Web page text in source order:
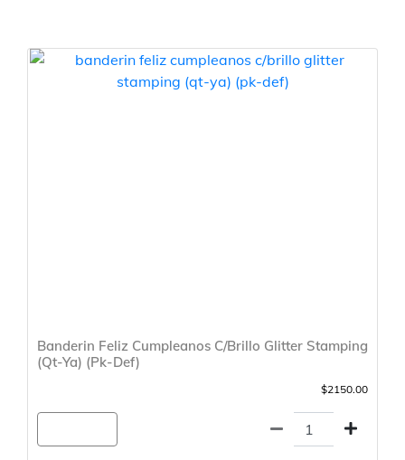
Banderin Feliz Cumpleanos C/Brillo Glitter Stamping
(Qt-Ya) (Pk-Def)
$2150.00